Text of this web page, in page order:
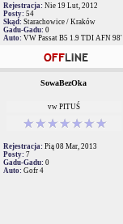
Rejestracja: Nie 19 Lut, 2012
Posty: 54
Skąd: Starachowice / Kraków
Gadu-Gadu: 0
Auto: VW Passat B5 1.9 TDI AFN 98'
SowaBezOka
vw PITUŚ
Rejestracja: Pią 08 Mar, 2013
Posty: 7
Gadu-Gadu: 0
Auto: Gofr 4